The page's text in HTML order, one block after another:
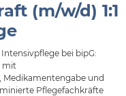
(m/w/d) 1:1
bei bipG:
mit
und
Pflegefachkräfte